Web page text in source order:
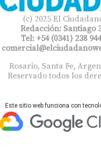
(c) 2025 El
Redacción: Santiago
Tel: +54 (0341) 238
Rosario, Santa Fe,
Reservado todos los
Este sitio web funciona con